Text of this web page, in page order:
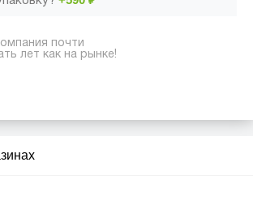
почти
лет как на рынке!